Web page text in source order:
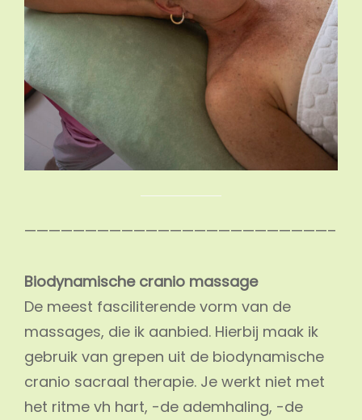
—————————————————————————–
Biodynamische cranio massage
De meest fasciliterende vorm van de
massages, die ik aanbied. Hierbij maak ik
gebruik van grepen uit de biodynamische
cranio sacraal therapie. Je werkt niet met
het ritme vh hart, -de ademhaling, -de